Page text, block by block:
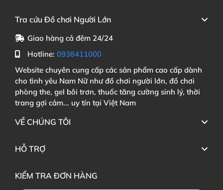
Tra cứu Đồ chơi Người Lớn
Giao hàng cả đêm 24/24
Hotline: 0938411000
Website chuyên cung cấp các sản phẩm cao cấp dành
cho tình yêu Nam Nữ như đồ chơi người lớn, đồ chơi
phòng the, gel bôi trơn, thuốc tăng cường sinh lý, thời
trang gợi cảm... uy tín tại Việt Nam
VỀ CHÚNG TÔI
HỖ TRỢ
KIỂM TRA ĐƠN HÀNG